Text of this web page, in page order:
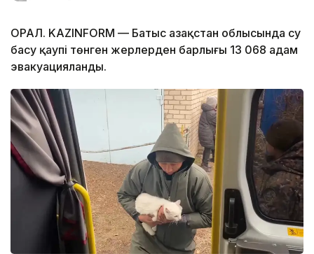
ОРАЛ. KAZINFORM — Батыс Қазақстан облысында су
басу қаупі төнген жерлерден барлығы 13 068 адам
эвакуацияланды.